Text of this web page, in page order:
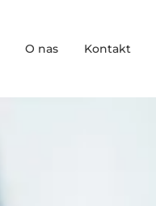
O nas Kontakt